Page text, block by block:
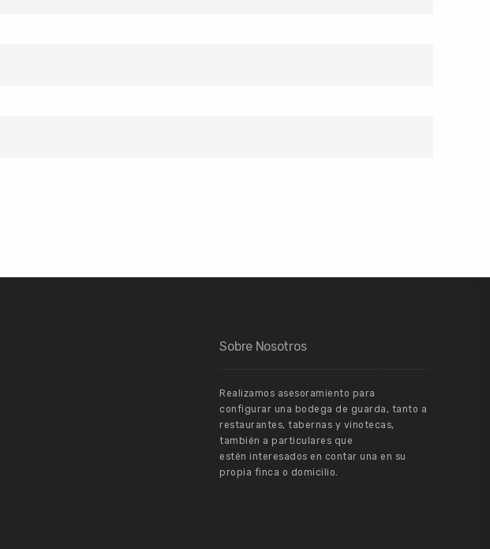
Sobre Nosotros
Realizamos asesoramiento para
configurar una bodega de guarda, tanto a
restaurantes, tabernas y vinotecas,
también a particulares que
estén interesados en contar una en su
propia finca o domicilio.